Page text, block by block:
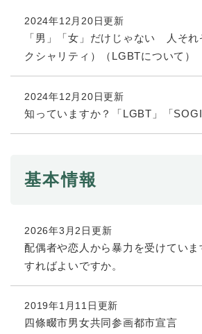
2024年12月20日更新
「男」「女」だけじゃない 人それ
クシャリティ）（LGBTについて）
2024年12月20日更新
知っていますか？「LGBT」「SOGI
基本情報
2026年3月2日更新
配偶者や恋人から暴力を受けてい
すればよいですか。
2019年1月11日更新
四條畷市男女共同参画都市宣言